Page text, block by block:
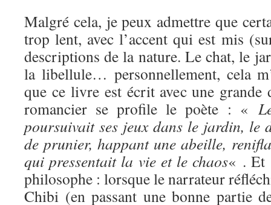
Malgré cela, je peux admettre que
trop lent, avec l’accent qui est mis
descriptions de la nature. Le chat, le
la libellule… personnellement, cela
que ce livre est écrit avec une grande
romancier se profile le poète : «
poursuivait ses jeux dans le jardin, le
de prunier, happant une abeille,
qui pressentait la vie et le chaos« . Et
philosophe : lorsque le narrateur
Chibi (en passant une bonne partie